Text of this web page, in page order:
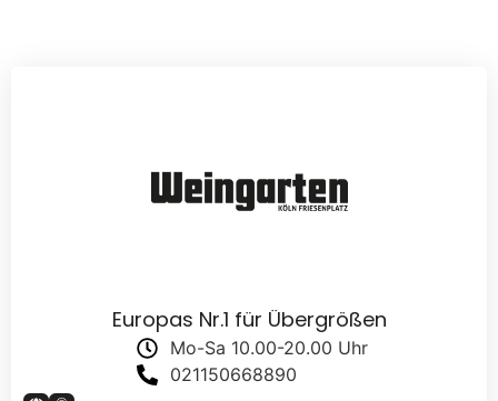
Europas Nr.1 für Übergrößen
Mo-Sa 10.00-20.00 Uhr
021150668890